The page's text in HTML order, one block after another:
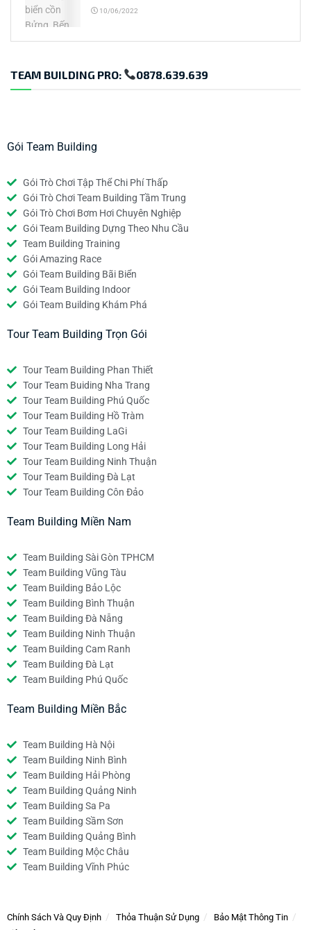
10/06/2022
TEAM BUILDING PRO: 0878.639.639
Gói Team Building
Gói Trò Chơi Tập Thể Chi Phí Thấp
Gói Trò Chơi Team Building Tầm Trung
Gói Trò Chơi Bơm Hơi Chuyên Nghiệp
Gói Team Building Dựng Theo Nhu Cầu
Team Building Training
Gói Amazing Race
Gói Team Building Bãi Biển
Gói Team Building Indoor
Gói Team Building Khám Phá
Tour Team Building Trọn Gói
Tour Team Building Phan Thiết
Tour Team Buiding Nha Trang
Tour Team Building Phú Quốc
Tour Team Building Hồ Tràm
Tour Team Building LaGi
Tour Team Building Long Hải
Tour Team Building Ninh Thuận
Tour Team Building Đà Lạt
Tour Team Building Côn Đảo
Team Building Miền Nam
Team Building Sài Gòn TPHCM
Team Building Vũng Tàu
Team Building Bảo Lộc
Team Building Bình Thuận
Team Building Đà Nẵng
Team Building Ninh Thuận
Team Building Cam Ranh
Team Building Đà Lạt
Team Building Phú Quốc
Team Building Miền Bắc
Team Building Hà Nội
Team Building Ninh Bình
Team Building Hải Phòng
Team Building Quảng Ninh
Team Building Sa Pa
Team Building Sầm Sơn
Team Building Quảng Bình
Team Building Mộc Châu
Team Building Vĩnh Phúc
Chính Sách Và Quy Định Thỏa Thuận Sử Dụng
Bảo Mật Thông Tin